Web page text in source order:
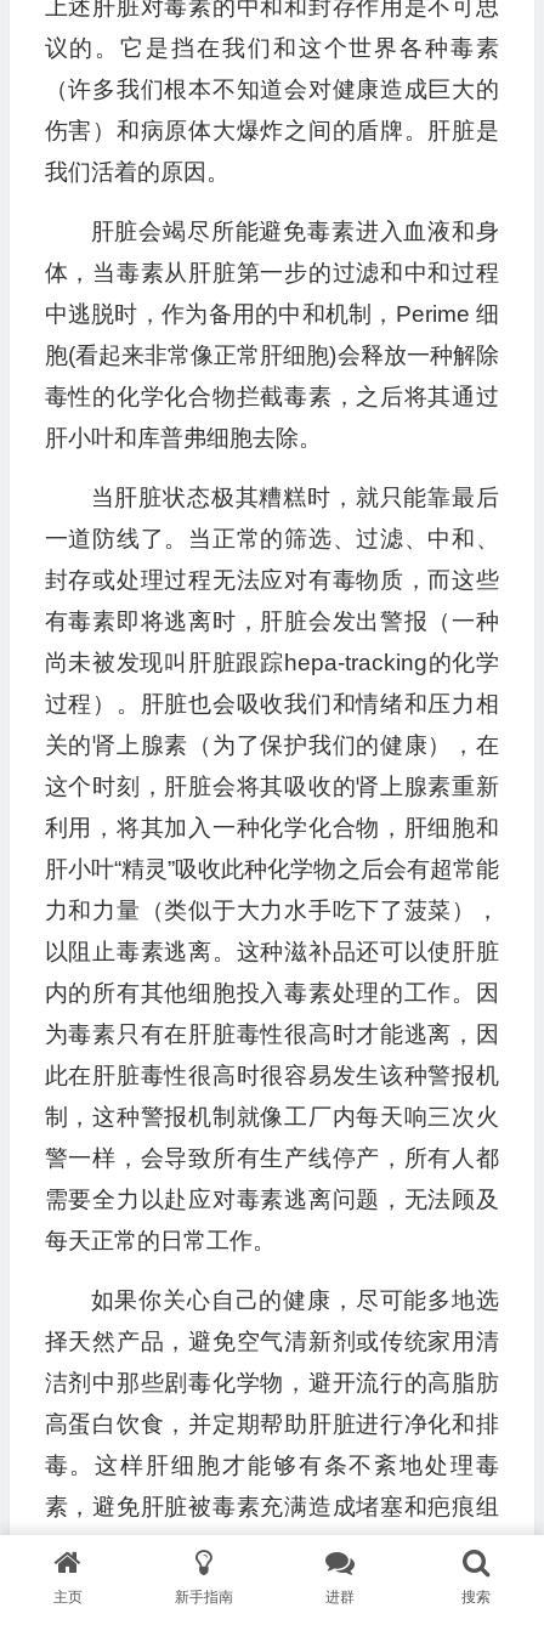
上述肝脏对毒素的中和和封存作用是不可思
议的。它是挡在我们和这个世界各种毒素
（许多我们根本不知道会对健康造成巨大的
伤害）和病原体大爆炸之间的盾牌。肝脏是
我们活着的原因。
肝脏会竭尽所能避免毒素进入血液和身
体，当毒素从肝脏第一步的过滤和中和过程
中逃脱时，作为备用的中和机制，Perime 细
胞(看起来非常像正常肝细胞)会释放一种解除
毒性的化学化合物拦截毒素，之后将其通过
肝小叶和库普弗细胞去除。
当肝脏状态极其糟糕时，就只能靠最后
一道防线了。当正常的筛选、过滤、中和、
封存或处理过程无法应对有毒物质，而这些
有毒素即将逃离时，肝脏会发出警报（一种
尚未被发现叫肝脏跟踪hepa-tracking的化学
过程）。肝脏也会吸收我们和情绪和压力相
关的肾上腺素（为了保护我们的健康），在
这个时刻，肝脏会将其吸收的肾上腺素重新
利用，将其加入一种化学化合物，肝细胞和
肝小叶“精灵”吸收此种化学物之后会有超常能
力和力量（类似于大力水手吃下了菠菜），
以阻止毒素逃离。这种滋补品还可以使肝脏
内的所有其他细胞投入毒素处理的工作。因
为毒素只有在肝脏毒性很高时才能逃离，因
此在肝脏毒性很高时很容易发生该种警报机
制，这种警报机制就像工厂内每天响三次火
警一样，会导致所有生产线停产，所有人都
需要全力以赴应对毒素逃离问题，无法顾及
每天正常的日常工作。
如果你关心自己的健康，尽可能多地选
择天然产品，避免空气清新剂或传统家用清
洁剂中那些剧毒化学物，避开流行的高脂肪
高蛋白饮食，并定期帮助肝脏进行净化和排
毒。这样肝细胞才能够有条不紊地处理毒
素，避免肝脏被毒素充满造成堵塞和疤痕组
织。
即使疤痕组织已经形成，我们依然可以
主页 新手指南 进群 搜索